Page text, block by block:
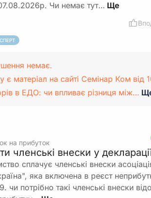
Чи немає тут…
немає.
є матеріал на сайті Семінар Ком від
в ЕДО: чи впливає різниця між…
на прибуток
членські внески у
сплачує членські внески
яка включена в реєст
чи потрібно такі членські внески